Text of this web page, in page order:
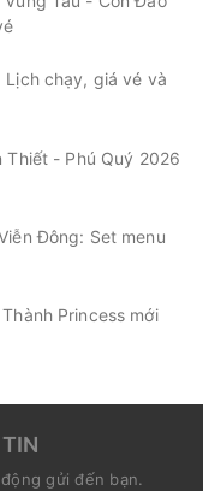
Lịch chạy, giá vé và
Thiết - Phú Quý 2026
Đông: Set menu
Princess mới
gửi đến bạn.